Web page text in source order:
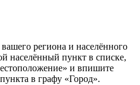
региона и населённого
населённый пункт в списке,
и впишите
в графу «Город».